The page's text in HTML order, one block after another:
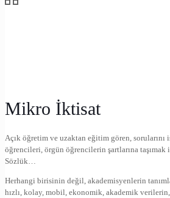
Mikro İktisat
Açık öğretim ve uzaktan eğitim gören, sorularını
öğrencileri, örgün öğrencilerin şartlarına
Sözlük…
Herhangi birisinin değil, akademisyenlerin
hızlı, kolay, mobil, ekonomik, akademik